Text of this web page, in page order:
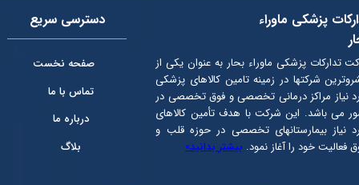
دسترسی سریع
صفحه نخست
تماس با ما
درباره ما
بلاگ
پزشکی ماوراء
تدارکات پزشکی ماوراء بحار به عنوان یكی از
شرکتها در زمینه تامین کالاهای پزشکی
نیاز مراکز درمانی تخصصی و فوق تخصصی در
می باشد. این شرکت با هدف تأمین كالاهای
نیاز بیمارستانهای تخصصی در حوزه قلب و
فعالیت خود را آغاز نمود.بیشتر بدانید»